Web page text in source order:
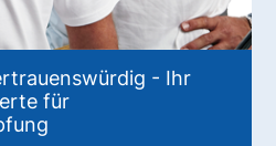
- Ihr
für